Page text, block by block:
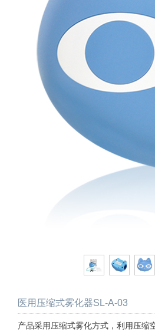
医用压缩式雾化器SL-A-03
产品采用压缩式雾化方式，利用压缩